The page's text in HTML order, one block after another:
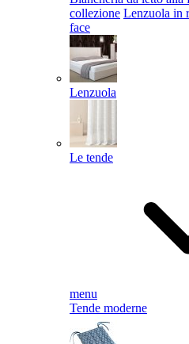
collezione Lenzuola in
face
Lenzuola
Le tende
menu
Tende moderne